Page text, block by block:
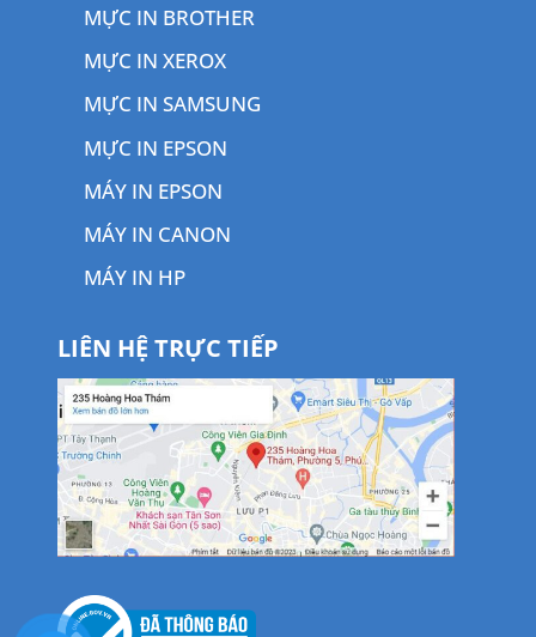
MỰC IN BROTHER
MỰC IN XEROX
MỰC IN SAMSUNG
MỰC IN EPSON
MÁY IN EPSON
MÁY IN CANON
MÁY IN HP
LIÊN HỆ TRỰC TIẾP